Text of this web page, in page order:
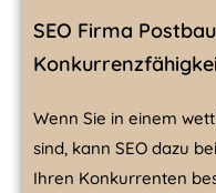
SEO Firma
Wenn Sie in einem
sind, kann SEO dazu
Ihren Konkurrenten